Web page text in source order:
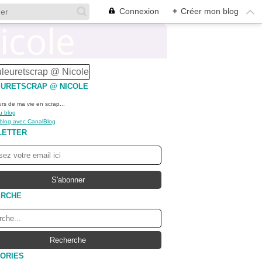
Connexion + Créer mon blog
@ NICOLE
de ma vie en scrap...
blog
avec CanalBlog